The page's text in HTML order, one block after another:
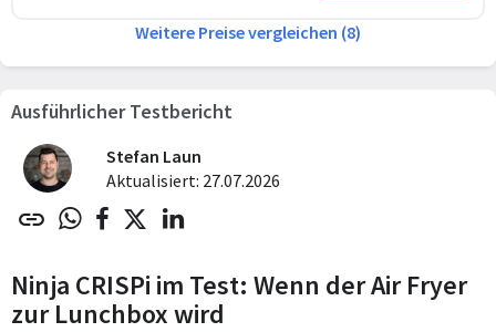
Weitere Preise vergleichen (8)
Ausführlicher Testbericht
Stefan Laun
Aktualisiert: 27.07.2026
Ninja CRISPi im Test: Wenn der Air Fryer
zur Lunchbox wird